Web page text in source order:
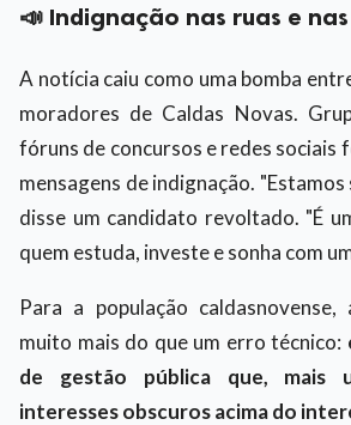
📣 Indignação nas ruas e
A notícia caiu como uma bomba
moradores de Caldas Novas.
fóruns de concursos e redes sociais
mensagens de indignação.
disse um candidato revoltado. "É
quem estuda, investe e sonha com
Para a população caldasnovense,
muito mais do que um erro técnico:
de gestão pública que, mais
interesses obscuros acima do